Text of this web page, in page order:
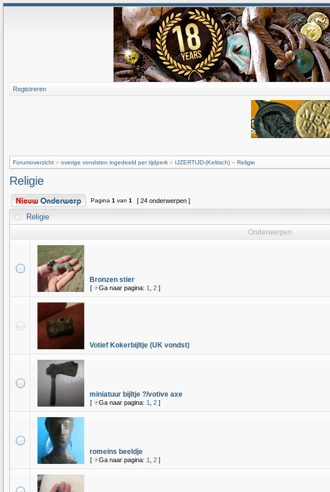
Registreren
Forumoverzicht » overige vondsten ingedeeld per tijdperk » IJZERTIJD-(Keltisch) » Religie
Religie
Pagina 1 van 1 [ 24 onderwerpen ]
Religie
Onderwerpen
Bronzen stier
[ Ga naar pagina: 1 2 ]
Votief Kokerbijltje (UK vondst)
miniatuur bijltje ?/votive axe
[ Ga naar pagina: 1 2 ]
romeins beeldje
[ Ga naar pagina: 1 2 ]